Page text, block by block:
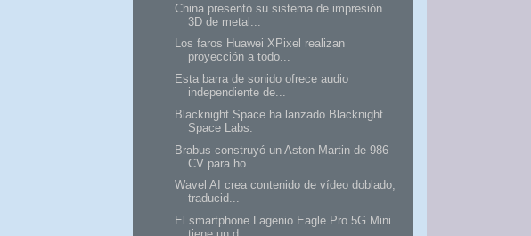
China presentó su sistema de impresión
3D de metal...
Los faros Huawei XPixel realizan
proyección a todo...
Esta barra de sonido ofrece audio
independiente de...
Blacknight Space ha lanzado Blacknight
Space Labs.
Brabus construyó un Aston Martin de 986
CV para ho...
Wavel AI crea contenido de vídeo doblado,
traducid...
El smartphone Lagenio Eagle Pro 5G Mini